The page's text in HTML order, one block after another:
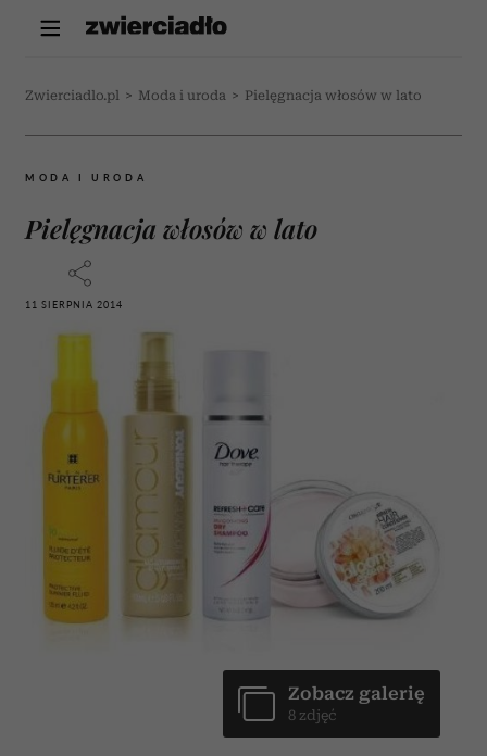
Zwierciadlo.pl > Moda i uroda > Pielęgnacja włosów w lato
MODA I URODA
Pielęgnacja włosów w lato
11 SIERPNIA 2014
Zobacz galerię
8 zdjęć